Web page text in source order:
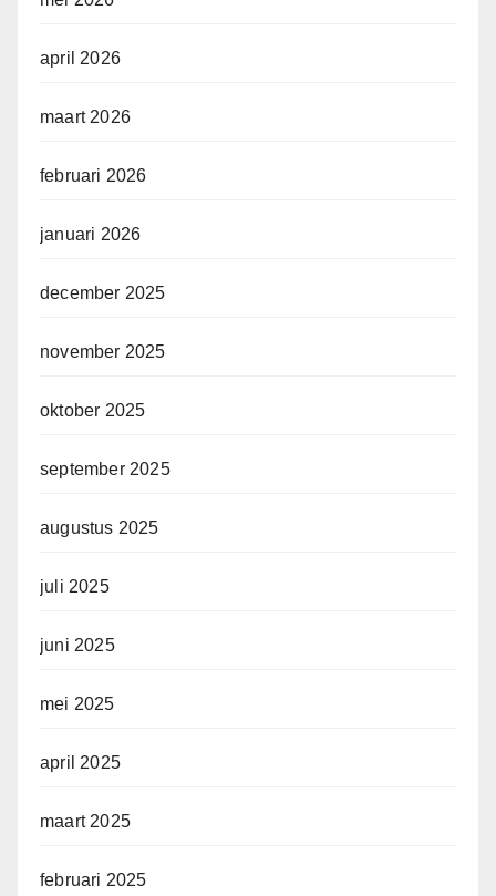
april 2026
maart 2026
februari 2026
januari 2026
december 2025
november 2025
oktober 2025
september 2025
augustus 2025
juli 2025
juni 2025
mei 2025
april 2025
maart 2025
februari 2025